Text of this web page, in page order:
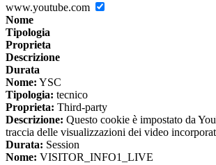
www.youtube.com
Nome
Tipologia
Proprieta
Descrizione
Durata
Nome: YSC
Tipologia: tecnico
Proprieta: Third-party
Descrizione: Questo cookie è impostato da
traccia delle visualizzazioni dei video
Durata: Session
Nome: VISITOR_INFO1_LIVE